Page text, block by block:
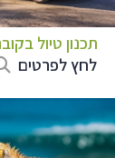
תכנון טיול
לחץ לפרטים